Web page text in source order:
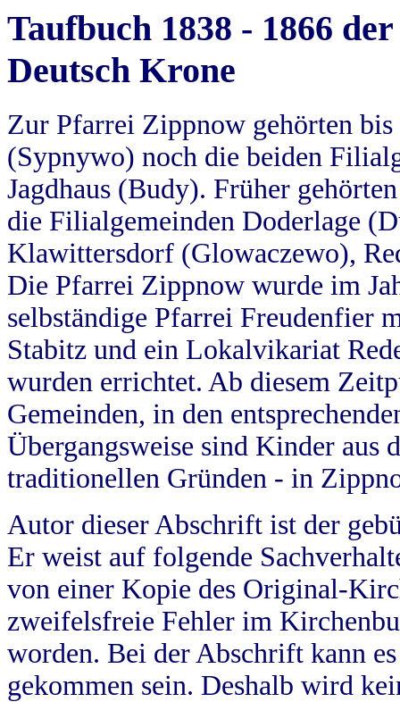
Taufbuch 1838 - 1866
Deutsch Krone
Zur Pfarrei Zippnow gehörten
(Sypnywo) noch die beiden
Jagdhaus (Budy). Früher
die Filialgemeinden Doderlage
Klawittersdorf (Glowaczewo),
Die Pfarrei Zippnow wurde im
selbständige Pfarrei Freudenfier
Stabitz und ein Lokalvikariat
wurden errichtet. Ab diesem
Gemeinden, in den
Übergangsweise sind Kinder aus
traditionellen Gründen - in
Autor dieser Abschrift ist der
Er weist auf folgende
von einer Kopie des Original-
zweifelsfreie Fehler im
worden. Bei der Abschrift kann
gekommen sein. Deshalb wird